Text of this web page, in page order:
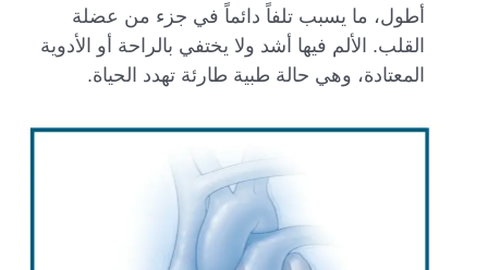
أطول، ما يسبب تلفاً دائماً في جزء من عضلة
القلب. الألم فيها أشد ولا يختفي بالراحة أو الأدوية
المعتادة، وهي حالة طبية طارئة تهدد الحياة.